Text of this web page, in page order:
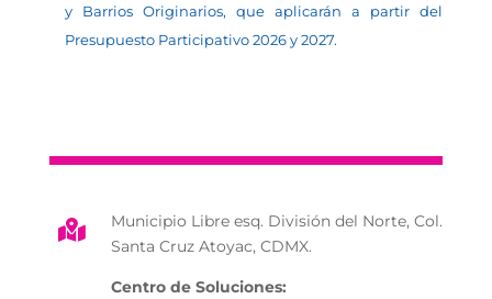
y Barrios Originarios, que aplicarán a partir del
Presupuesto Participativo 2026 y 2027.

Municipio Libre esq. División del Norte, Col.
Santa Cruz Atoyac, CDMX.
Centro de Soluciones: